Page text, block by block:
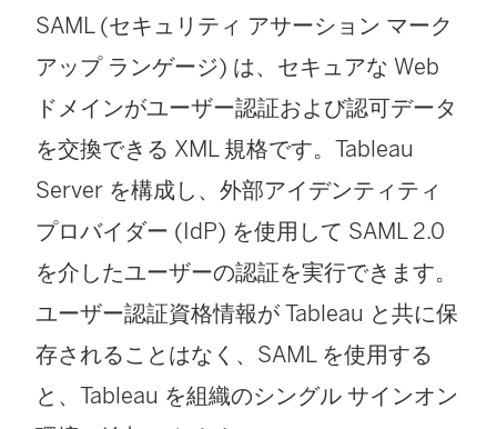
SAML (セキュリティ アサーション マーク
アップ ランゲージ) は、セキュアな Web
ドメインがユーザー認証および認可データ
を交換できる XML 規格です。 Tableau
Server を構成し、外部アイデンティティ
プロバイダー (IdP) を使用して SAML 2.0
を介したユーザーの認証を実行できます。
ユーザー認証資格情報が Tableau と共に保
存されることはなく、SAML を使用する
と、Tableau を組織のシングル サインオン